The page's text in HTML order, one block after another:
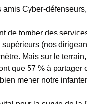
amis Cyber-défenseurs,
de tomber des
(nos
Mais sur le
que 57 % à partager
mener notre